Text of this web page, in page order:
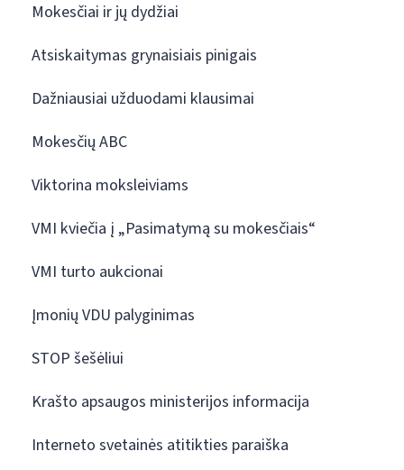
Mokesčiai ir jų dydžiai
Atsiskaitymas grynaisiais pinigais
Dažniausiai užduodami klausimai
Mokesčių ABC
Viktorina moksleiviams
VMI kviečia į „Pasimatymą su mokesčiais“
VMI turto aukcionai
Įmonių VDU palyginimas
STOP šešėliui
Krašto apsaugos ministerijos informacija
Interneto svetainės atitikties paraiška